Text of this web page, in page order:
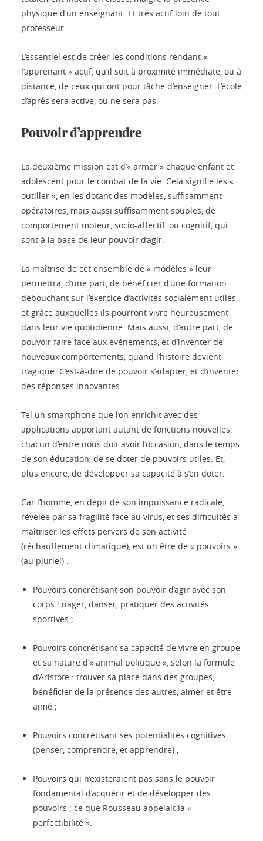
physique d’un enseignant. Et très actif loin de tout
professeur.
L’essentiel est de créer les conditions rendant «
l’apprenant » actif, qu’il soit à proximité immédiate, ou à
distance, de ceux qui ont pour tâche d’enseigner. L’école
d’après sera active, ou ne sera pas.
Pouvoir d’apprendre
La deuxième mission est d’« armer » chaque enfant et
adolescent pour le combat de la vie. Cela signifie les «
outiller », en les dotant des modèles, suffisamment
opératoires, mais aussi suffisamment souples, de
comportement moteur, socio-affectif, ou cognitif, qui
sont à la base de leur pouvoir d’agir.
La maîtrise de cet ensemble de « modèles » leur
permettra, d’une part, de bénéficier d’une formation
débouchant sur l’exercice d’activités socialement utiles,
et grâce auxquelles ils pourront vivre heureusement
dans leur vie quotidienne. Mais aussi, d’autre part, de
pouvoir faire face aux événements, et d’inventer de
nouveaux comportements, quand l’histoire devient
tragique. C’est-à-dire de pouvoir s’adapter, et d’inventer
des réponses innovantes.
Tel un smartphone que l’on enrichit avec des
applications apportant autant de fonctions nouvelles,
chacun d’entre nous doit avoir l’occasion, dans le temps
de son éducation, de se doter de pouvoirs utiles. Et,
plus encore, de développer sa capacité à s’en doter.
Car l’homme, en dépit de son impuissance radicale,
révélée par sa fragilité face au virus, et ses difficultés à
maîtriser les effets pervers de son activité
(réchauffement climatique), est un être de « pouvoirs »
(au pluriel) :
Pouvoirs concrétisant son pouvoir d’agir avec son
corps : nager, danser, pratiquer des activités
sportives ;
Pouvoirs concrétisant sa capacité de vivre en groupe
et sa nature d’« animal politique », selon la formule
d’Aristote : trouver sa place dans des groupes,
bénéficier de la présence des autres, aimer et être
aimé ;
Pouvoirs concrétisant ses potentialités cognitives
(penser, comprendre, et apprendre) ;
Pouvoirs qui n’existeraient pas sans le pouvoir
fondamental d’acquérir et de développer des
pouvoirs ; ce que Rousseau appelait la «
perfectibilité ».